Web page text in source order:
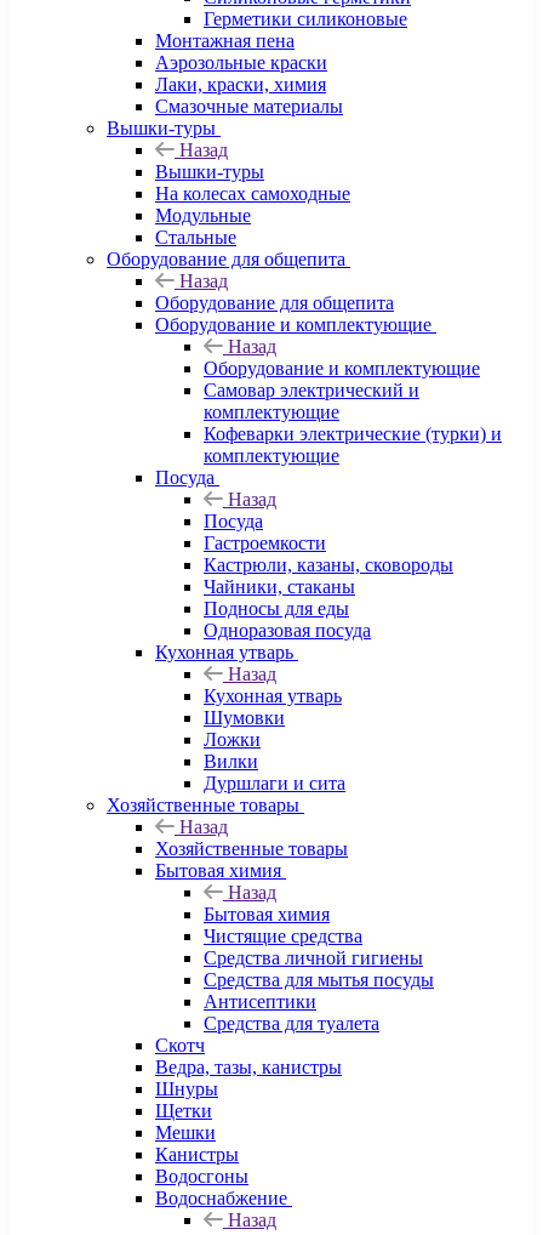
Герметики силиконовые
Монтажная пена
Аэрозольные краски
Лаки, краски, химия
Смазочные материалы
Вышки-туры
Назад
Вышки-туры
На колесах самоходные
Модульные
Стальные
Оборудование для общепита
Назад
Оборудование для общепита
Оборудование и комплектующие
Назад
Оборудование и комплектующие
Самовар электрический и
комплектующие
Кофеварки электрические (турки) и
комплектующие
Посуда
Назад
Посуда
Гастроемкости
Кастрюли, казаны, сковороды
Чайники, стаканы
Подносы для еды
Одноразовая посуда
Кухонная утварь
Назад
Кухонная утварь
Шумовки
Ложки
Вилки
Дуршлаги и сита
Хозяйственные товары
Назад
Хозяйственные товары
Бытовая химия
Назад
Бытовая химия
Чистящие средства
Средства личной гигиены
Средства для мытья посуды
Антисептики
Средства для туалета
Скотч
Ведра, тазы, канистры
Шнуры
Щетки
Мешки
Канистры
Водосгоны
Водоснабжение
Назад